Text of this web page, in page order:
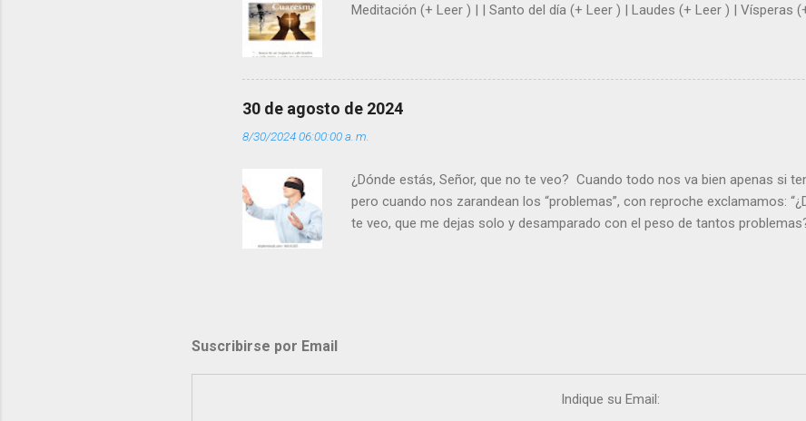
Meditación (+ Leer ) | | Santo del día (+ Leer ) | Laudes (+ Leer ) | Vísperas
30 de agosto de 2024
8/30/2024 06:00:00 a. m.
¿Dónde estás, Señor, que no te veo? Cuando todo nos va bien apenas si
pero cuando nos zarandean los “problemas”, con reproche exclamamos:
te veo, que me dejas solo y desamparado con el peso de tantos
porque lloras tus problemas y no gozas de la vida. ¿Cómo puedes creer
perdón que el odio? Si es así, es que Cristo te ha acariciado con su
Suscribirse por Email
Indique su Email: